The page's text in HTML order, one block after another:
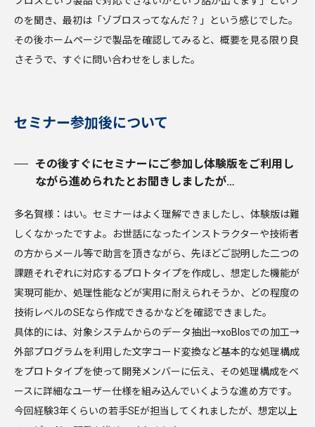
のを聞き、最初は「ゾブロスってなんだ？」という感じでした。
その後ホームページで製品を確認してみると、概要を見る限り良
さそうで、すぐに問い合わせをしました。
セミナー参加後について
その後すぐにセミナーにご参加し体験版をご利用し
ながら進められたとお聞きしましたが…
多名賀様：はい。セミナーはよく理解できましたし、体験版は難
しくなかったですよ。お世話になったインストラクターや技術者
の方からメール等で助言を頂きながら、先ほどご説明した二つの
課題それぞれに対応するプロトタイプを作成し、想定した機能が
実現可能か、処理性能などが実用に耐えられそうか、どの程度の
技術レベルのSEなら作成できるかなどを確認できました。
具体的には、対象システムからのデータ抽出→xoBlosでの加工→
外部プログラムを利用した文字コード変換など基本的な処理構成
をプロトタイプを使って開発メンバーに伝え、その処理構成をベ
ースに詳細なユーザー仕様を組み込んでいくような進め方です。
今回経験3年くらいの若手SEが担当してくれましたが、想定以上